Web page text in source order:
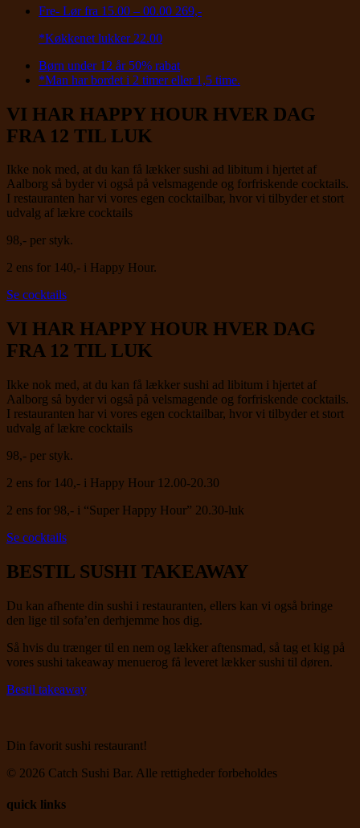
Fre- Lør fra 15.00 – 00.00 269,-
*Køkkenet lukker 22.00
Børn under 12 år 50% rabat
*Man har bordet i 2 timer eller 1,5 time.
VI HAR HAPPY HOUR HVER DAG
FRA 12 TIL LUK
Ikke nok med, at du kan få lækker sushi ad libitum i hjertet af
Aalborg så byder vi også på velsmagende og forfriskende cocktails.
I restauranten har vi vores egen cocktailbar, hvor vi tilbyder et stort
udvalg af lækre cocktails
98,- per styk.
2 ens for 140,- i Happy Hour.
Se cocktails
VI HAR HAPPY HOUR HVER DAG
FRA 12 TIL LUK
Ikke nok med, at du kan få lækker sushi ad libitum i hjertet af
Aalborg så byder vi også på velsmagende og forfriskende cocktails.
I restauranten har vi vores egen cocktailbar, hvor vi tilbyder et stort
udvalg af lækre cocktails
98,- per styk.
2 ens for 140,- i Happy Hour 12.00-20.30
2 ens for 98,- i “Super Happy Hour” 20.30-luk
Se cocktails
BESTIL SUSHI TAKEAWAY
Du kan afhente din sushi i restauranten, ellers kan vi også bringe
den lige til sofa’en derhjemme hos dig.
Så hvis du trænger til en nem og lækker aftensmad, så tag et kig på
vores sushi takeaway menuerog få leveret lækker sushi til døren.
Bestil takeaway
Din favorit sushi restaurant!
© 2026 Catch Sushi Bar. Alle rettigheder forbeholdes
quick links